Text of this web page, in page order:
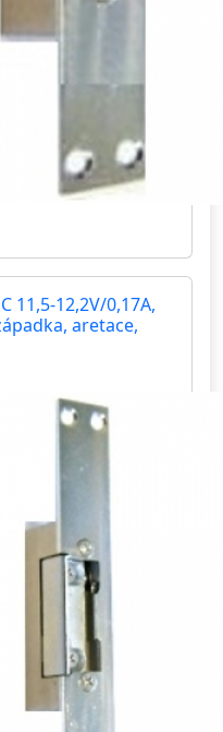
11,5-12,2V/0,17A,
aretace,